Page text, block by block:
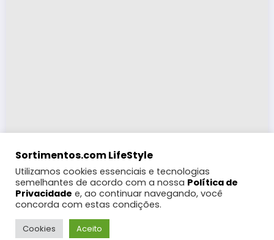
Programação Digital
Notícias
Futebol
Sortimentos.com LifeStyle
Utilizamos cookies essenciais e tecnologias
semelhantes de acordo com a nossa Política de
Privacidade e, ao continuar navegando, você
concorda com estas condições.
Cookies Aceito